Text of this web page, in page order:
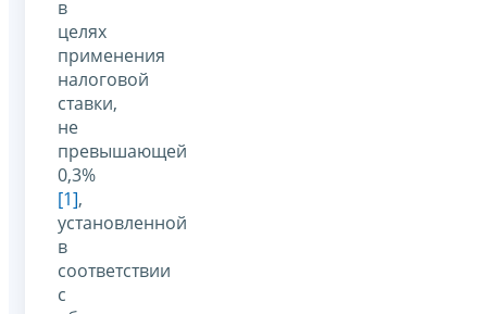
в
целях
применения
налоговой
ставки,
не
превышающей
0,3%
[1],
установленной
в
соответствии
с